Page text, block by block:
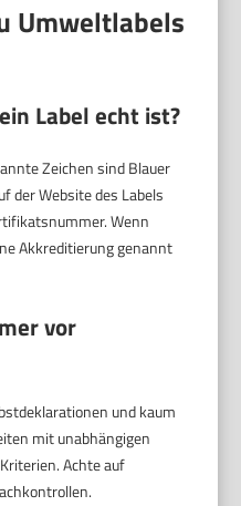
Umweltlabels
Label echt ist?
Zeichen sind Blauer
der Website des Labels
Wenn
Akkreditierung genannt
vor
und kaum
mit unabhängigen
Achte auf